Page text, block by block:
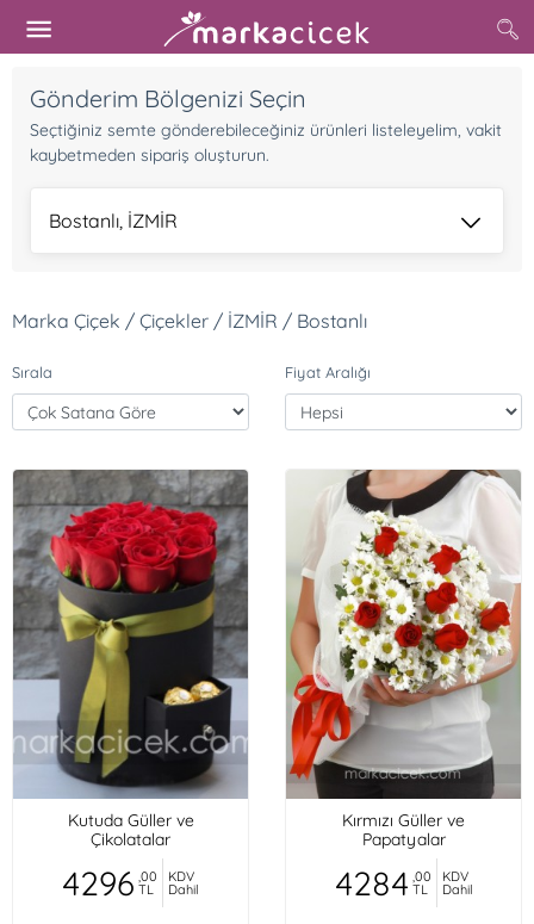
Gönderim Bölgenizi Seçin
Seçtiğiniz semte gönderebileceğiniz ürünleri listeleyelim, vakit
kaybetmeden sipariş oluşturun.
Bostanlı, İZMİR
Marka Çiçek / Çiçekler / İZMİR / Bostanlı
Sırala Fiyat Aralığı
Kutuda Güller ve
Çikolatalar
4296 ,00
TL
KDV
Dahil
Kırmızı Güller ve
Papatyalar
4284 ,00
TL
KDV
Dahil